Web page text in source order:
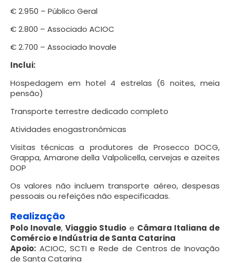
€ 2.950 – Público Geral
€ 2.800 – Associado ACIOC
€ 2.700 – Associado Inovale
Inclui:
Hospedagem em hotel 4 estrelas (6 noites, meia
pensão)
Transporte terrestre dedicado completo
Atividades enogastronômicas
Visitas técnicas a produtores de Prosecco DOCG,
Grappa, Amarone della Valpolicella, cervejas e azeites
DOP
Os valores não incluem transporte aéreo, despesas
pessoais ou refeições não especificadas.
Realização
Polo Inovale,Viaggio Studio e Câmara Italiana de
Comércio e Indústria de Santa Catarina
Apoio: ACIOC, SCTI e Rede de Centros de Inovação
de Santa Catarina